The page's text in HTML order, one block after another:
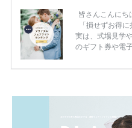
皆さんこんにち
「損せずお得
実は、式場見学
のギフト券や電
ため、比較せず
一番お得？」「